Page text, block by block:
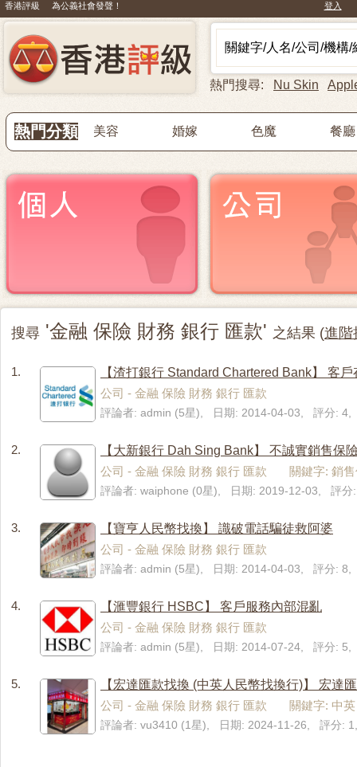
香港評級 為公義社會發聲！ 登入
熱門搜尋: Nu Skin
熱門分類 美容 婚嫁 色魔 餐廳
搜尋 '金融 保險 財務 銀行 匯款' 之結果 (進階
1.
【渣打銀行 Standard Chartered Bank】 客
公司 - 金融 保險 財務 銀行 匯款
評論者: admin (5星), 日期: 2014-04-03, 評分: 4,
2.
【大新銀行 Dah Sing Bank】 不誠實銷售保
公司 - 金融 保險 財務 銀行 匯款 關鍵字: 銷售
評論者: waiphone (0星), 日期: 2019-12-03, 評分
3.
【寶亨人民幣找換】 識破電話騙徒救阿婆
公司 - 金融 保險 財務 銀行 匯款
評論者: admin (5星), 日期: 2014-04-03, 評分: 8,
4.
【滙豐銀行 HSBC】 客戶服務內部混亂
公司 - 金融 保險 財務 銀行 匯款
評論者: admin (5星), 日期: 2014-07-24, 評分: 5,
5.
【宏達匯款找換 (中英人民幣找換行)】 宏達
公司 - 金融 保險 財務 銀行 匯款 關鍵字: 中英
評論者: vu3410 (1星), 日期: 2024-11-26, 評分: